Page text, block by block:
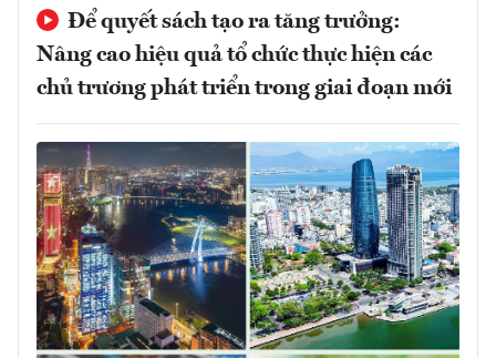
Để quyết sách tạo ra tăng trưởng:
Nâng cao hiệu quả tổ chức thực hiện các
chủ trương phát triển trong giai đoạn mới